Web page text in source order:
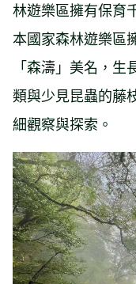
林遊樂區擁有保育
本國家森林遊樂區
「森濤」美名，
類與少見昆蟲的藤
細觀察與探索。